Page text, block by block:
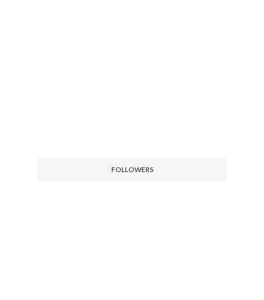
FOLLOWERS